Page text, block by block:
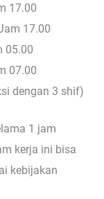
17.00
17.00
05.00
07.00
dengan 3 shif)
1 jam
kerja ini bisa
kebijakan